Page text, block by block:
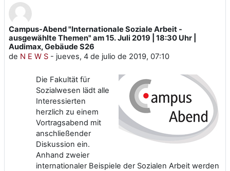
Campus-Abend "Internationale Soziale Arbeit -
ausgewählte Themen" am 15. Juli 2019 | 18:30 Uhr |
Audimax, Gebäude S26
de N E W S - jueves, 4 de julio de 2019, 07:10
Número de respuestas: 0
Die Fakultät für
Sozialwesen lädt alle
Interessierten
herzlich zu einem
Vortragsabend mit
anschließender
Diskussion ein.
Anhand zweier
internationaler Beispiele der Sozialen Arbeit werden